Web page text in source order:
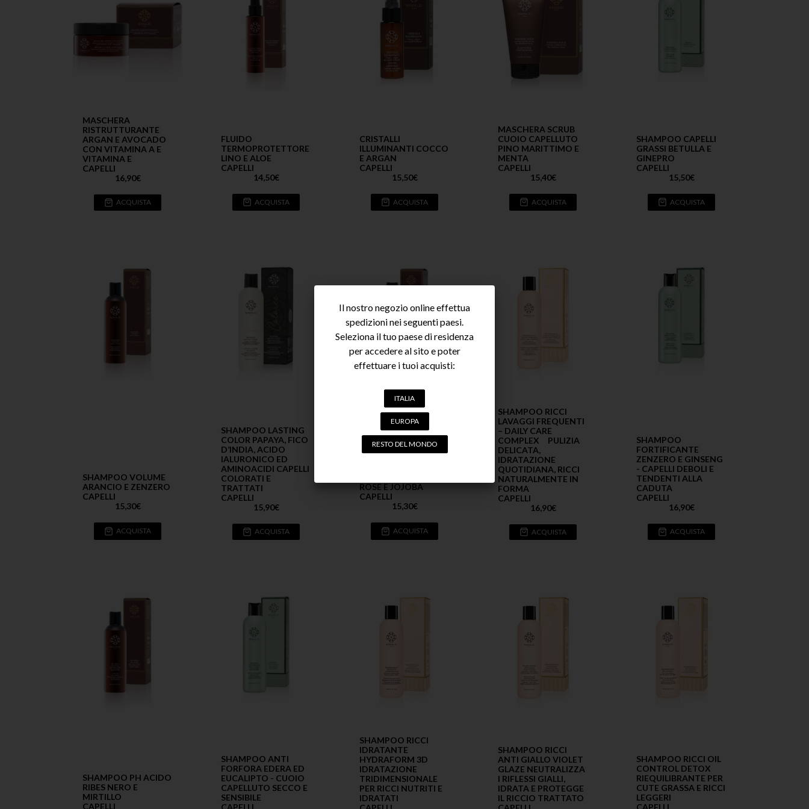
MASCHERA
RISTRUTTURANTE
ARGAN E AVOCADO
CON VITAMINA A E
VITAMINA E
CAPELLI
16,90€
ACQUISTA
FLUIDO
TERMOPROTETTORE
LINO E ALOE
CAPELLI
14,50€
ACQUISTA
CRISTALLI
ILLUMINANTI COCCO
E ARGAN
CAPELLI
15,50€
ACQUISTA
MASCHERA SCRUB
CUOIO CAPELLUTO
PINO MARITTIMO E
MENTA
CAPELLI
15,40€
ACQUISTA
SHAMPOO CAPELLI
GRASSI BETULLA E
GINEPRO
CAPELLI
15,50€
ACQUISTA
SHAMPOO VOLUME
ARANCIO E ZENZERO
CAPELLI
15,30€
ACQUISTA
SHAMPOO LASTING
COLOR PAPAYA, FICO
D’INDIA, ACIDO
IALURONICO ED
AMINOACIDI CAPELLI
COLORATI E
TRATTATI
CAPELLI
15,90€
ACQUISTA
ROSE E JOJOBA
CAPELLI
15,30€
ACQUISTA
SHAMPOO RICCI
LAVAGGI FREQUENTI
– DAILY CARE
COMPLEX PULIZIA
DELICATA,
IDRATAZIONE
QUOTIDIANA, RICCI
NATURALMENTE IN
FORMA
CAPELLI
16,90€
ACQUISTA
SHAMPOO
FORTIFICANTE
ZENZERO E GINSENG
- CAPELLI DEBOLI E
TENDENTI ALLA
CADUTA
CAPELLI
16,90€
ACQUISTA
SHAMPOO PH ACIDO
RIBES NERO E
MIRTILLO
CAPELLI
SHAMPOO ANTI
FORFORA EDERA ED
EUCALIPTO - CUOIO
CAPELLUTO SECCO E
SENSIBILE
SHAMPOO RICCI
IDRATANTE
HYDRAFORM 3D
IDRATAZIONE
TRIDIMENSIONALE
PER RICCI NUTRITI E
IDRATATI
SHAMPOO RICCI
ANTI GIALLO VIOLET
GLAZE NEUTRALIZZA
I RIFLESSI GIALLI,
IDRATA E PROTEGGE
IL RICCIO TRATTATO
SHAMPOO RICCI OIL
CONTROL DETOX
RIEQUILIBRANTE PER
CUTE GRASSA E RICCI
LEGGERI
Il nostro negozio online effettua
spedizioni nei seguenti paesi.
Seleziona il tuo paese di residenza
per accedere al sito e poter
effettuare i tuoi acquisti:
ITALIA
EUROPA
RESTO DEL MONDO